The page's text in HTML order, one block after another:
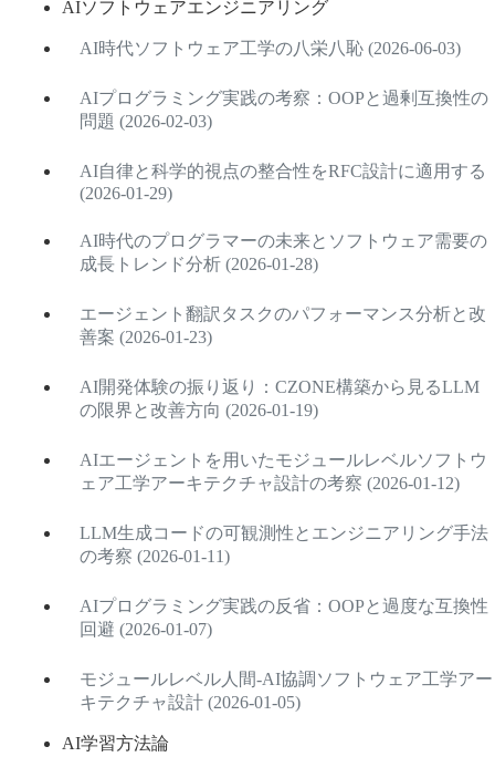
AIソフトウェアエンジニアリング
AI時代ソフトウェア工学の八栄八恥 (2026-06-03)
AIプログラミング実践の考察：OOPと過剰互換性の
問題 (2026-02-03)
AI自律と科学的視点の整合性をRFC設計に適用する
(2026-01-29)
AI時代のプログラマーの未来とソフトウェア需要の
成長トレンド分析 (2026-01-28)
エージェント翻訳タスクのパフォーマンス分析と改
善案 (2026-01-23)
AI開発体験の振り返り：CZONE構築から見るLLM
の限界と改善方向 (2026-01-19)
AIエージェントを用いたモジュールレベルソフトウ
ェア工学アーキテクチャ設計の考察 (2026-01-12)
LLM生成コードの可観測性とエンジニアリング手法
の考察 (2026-01-11)
AIプログラミング実践の反省：OOPと過度な互換性
回避 (2026-01-07)
モジュールレベル人間-AI協調ソフトウェア工学アー
キテクチャ設計 (2026-01-05)
AI学習方法論